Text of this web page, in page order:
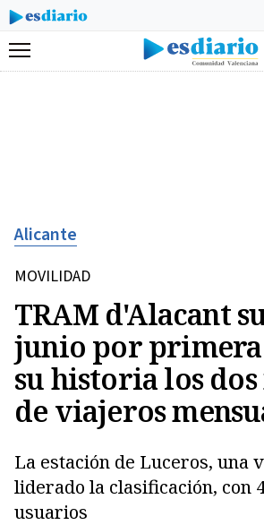
Menú
Alicante
MOVILIDAD
TRAM d'Alacant
junio por primera
su historia los
de viajeros
La estación de Luceros, una
liderado la clasificación, con
usuarios